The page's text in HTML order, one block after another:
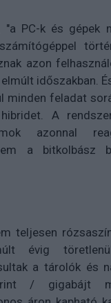
"a PC-k és gépek
azon
időszakban.
minden feladat
A
azonnal
a bitkolbász
teljesen
évig
a tárolók és
/ gigabájt